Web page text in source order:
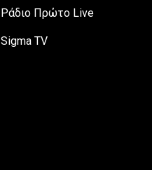
Ράδιο Πρώτο Live
Sigma TV